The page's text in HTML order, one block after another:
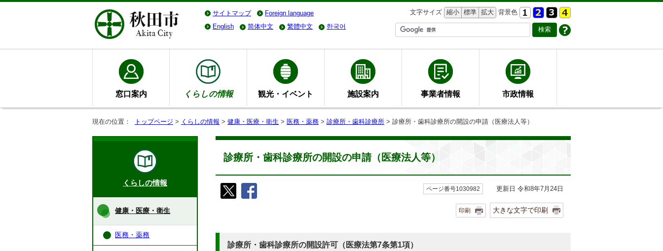
サイトマップ Foreign language 文字サイズ 縮小 標準 拡大 背景色
English
简体中文 繁體中文 한국어
窓口案内 くらしの情報 観光・イベント 施設案内 事業者情報 市政情報
現在の位置： トップページ > くらしの情報 > 健康・医療・衛生 > 医務・薬務 > 診療所・歯科診療所 > 診療所・歯科診療所の開設の申請（医療法人等）
診療所・歯科診療所の開設の申請（医療法人等）
ページ番号1030982 更新日 令和8年7月24日
印刷 大きな文字で印刷
診療所・歯科診療所の開設許可（医療法第7条第1項）
くらしの情報
健康・医療・衛生
医務・薬務